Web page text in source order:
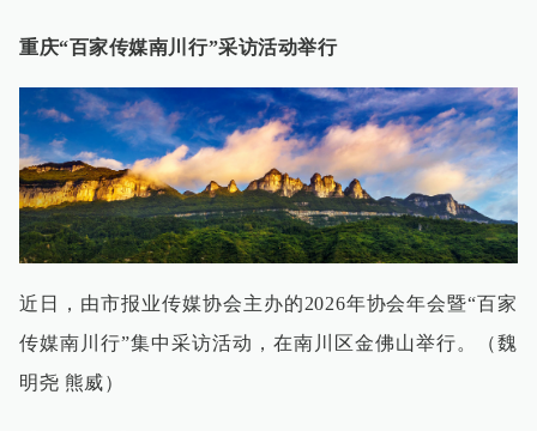
重庆“百家传媒南川行”采访活动举行
近日，由市报业传媒协会主办的2026年协会年会暨“百家
传媒南川行”集中采访活动，在南川区金佛山举行。（魏
明尧 熊威）